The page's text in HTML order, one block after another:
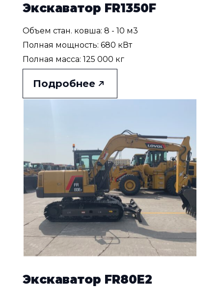
Экскаватор FR1350F
Объем стан. ковша: 8 - 10 м3
Полная мощность: 680 кВт
Полная масса: 125 000 кг
Подробнее
Экскаватор FR80E2